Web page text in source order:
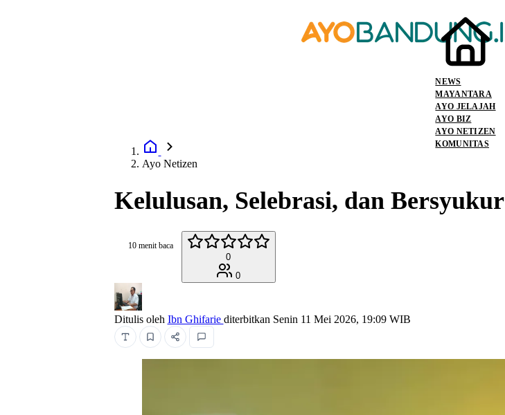
NEWS
MAYANTARA
AYO JELAJAH
AYO BIZ
AYO NETIZEN
KOMUNITAS
Ayo Netizen
Kelulusan, Selebrasi, dan Bersyukur
10 menit baca
0
0
Ditulis oleh Ibn Ghifarie diterbitkan Senin 11 Mei 2026, 19:09 WIB